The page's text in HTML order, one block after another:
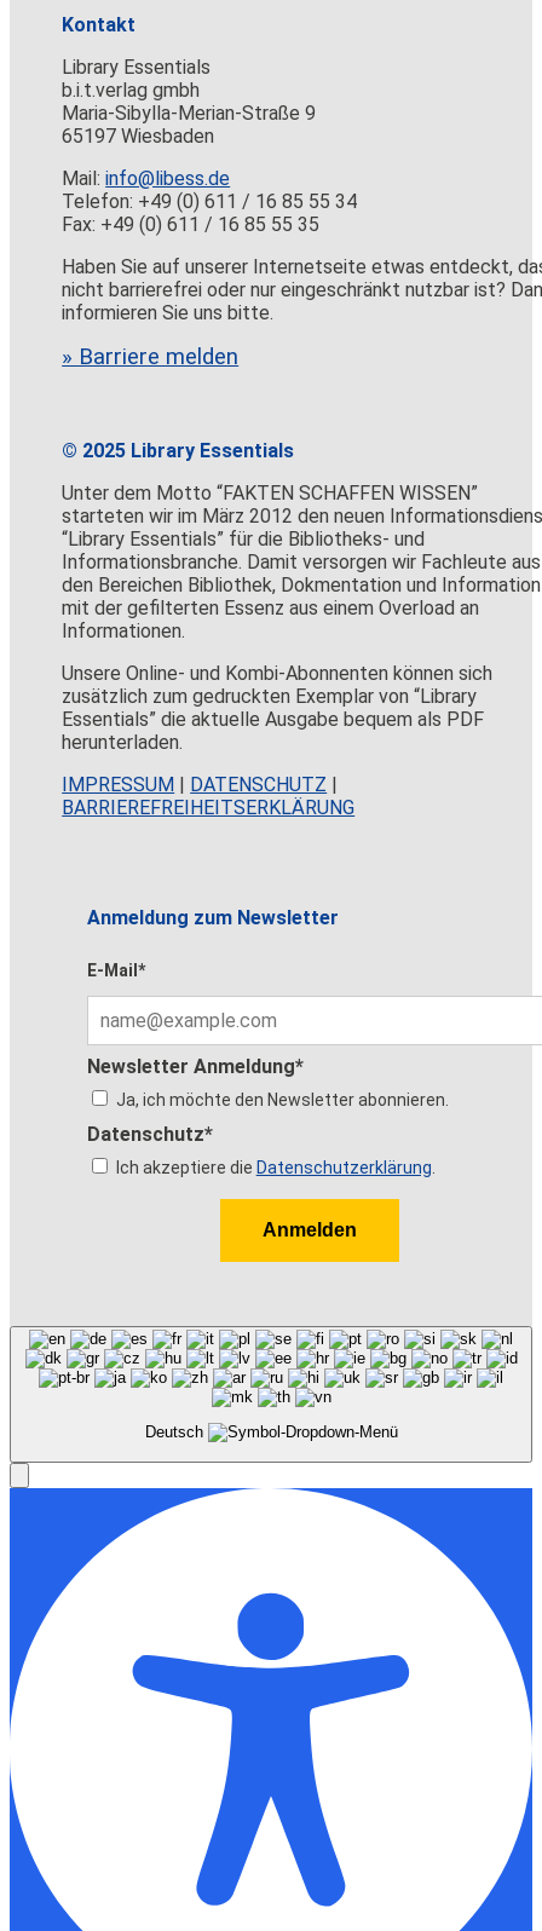
Kontakt
Library Essentials
b.i.t.verlag gmbh
Maria-Sibylla-Merian-Straße 9
65197 Wiesbaden
Mail:info@libess.de
Telefon: +49 (0) 611 / 16 85 55 34
Fax: +49 (0) 611 / 16 85 55 35
Haben Sie auf unserer Internetseite etwas entdeckt,
nicht barrierefrei oder nur eingeschränkt nutzbar ist?
informieren Sie uns bitte.
» Barriere melden
© 2025 Library Essentials
Unter dem Motto “FAKTEN SCHAFFEN WISSEN”
starteten wir im März 2012 den neuen
“Library Essentials” für die Bibliotheks- und
Informationsbranche. Damit versorgen wir Fachleute aus
den Bereichen Bibliothek, Dokmentation und Information
mit der gefilterten Essenz aus einem Overload an
Informationen.
Unsere Online- und Kombi-Abonnenten können sich
zusätzlich zum gedruckten Exemplar von “Library
Essentials” die aktuelle Ausgabe bequem als PDF
herunterladen.
IMPRESSUM
DATENSCHUTZ
BARRIEREFREIHEITSERKLÄRUNG
Anmeldung zum Newsletter
E-Mail*
Newsletter Anmeldung*
Ja, ich möchte den Newsletter abonnieren.
Datenschutz*
Ich akzeptiere die Datenschutzerklärung.
Anmelden
Deutsch